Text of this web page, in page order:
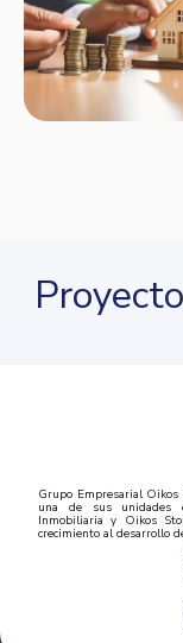
Grupo Empresarial Oikos
una de sus unidades
Inmobiliaria y Oikos
crecimiento al desarrollo